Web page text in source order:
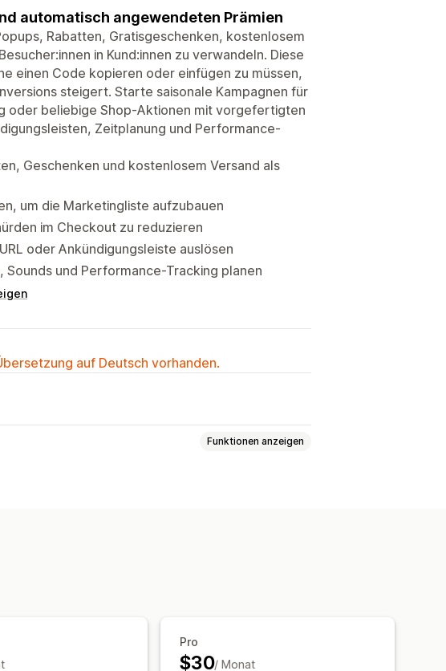
automatisch angewendeten Prämien
Rabatten, Gratisgeschenken, kostenlosem
in Kund:innen zu verwandeln. Diese
einen Code kopieren oder einfügen zu müssen,
steigert. Starte saisonale Kampagnen für
oder beliebige Shop-Aktionen mit vorgefertigten
Zeitplanung und Performance-
Geschenken und kostenlosem Versand als
um die Marketingliste aufzubauen
im Checkout zu reduzieren
oder Ankündigungsleiste auslösen
und Performance-Tracking planen
auf Deutsch vorhanden.
Funktionen anzeigen
Pro
$30/ Monat